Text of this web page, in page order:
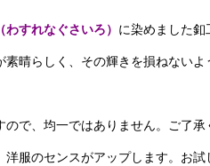
（わすれなぐさいろ） に染めました釦
晴らしく、その輝きを損ねないよ
で、均一ではありません。ご了承
服のセンスがアップします。お試